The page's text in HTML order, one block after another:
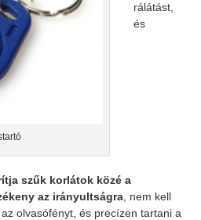
rálátást,
és
szűk korlátok közé a
az irányultságra , nem kell
olvasófényt, és precízen tartani a